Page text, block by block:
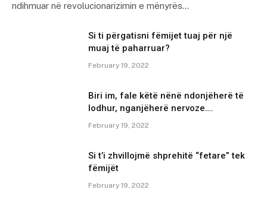
ndihmuar në revolucionarizimin e mënyrës…
Si ti përgatisni fëmijet tuaj për një
muaj të paharruar?
February 19, 2022
Biri im, fale këtë nënë ndonjëherë të
lodhur, nganjëherë nervoze….
February 19, 2022
Si t’i zhvillojmë shprehitë “fetare” tek
fëmijët
February 19, 2022